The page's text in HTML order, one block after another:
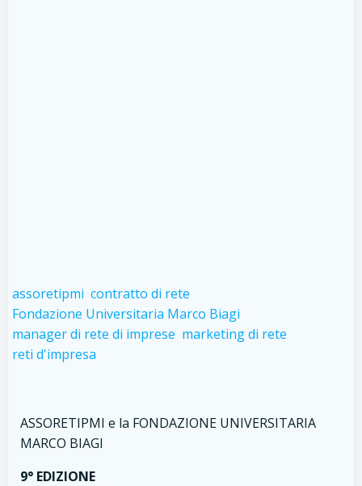
assoretipmi contratto di rete
Fondazione Universitaria Marco Biagi
manager di rete di imprese marketing di rete
reti d'impresa
ASSORETIPMI e la FONDAZIONE UNIVERSITARIA
MARCO BIAGI
9° EDIZIONE